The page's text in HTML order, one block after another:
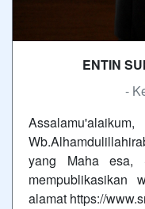
ENTIN
-
yang Maha esa,
mempublikasikan
alamat https://